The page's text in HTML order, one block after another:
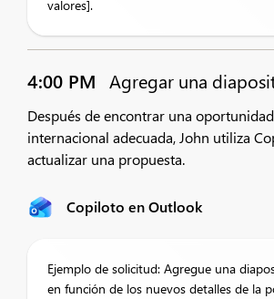
valores].
4:00 PM Agregar una
Después de encontrar una
internacional adecuada, John utiliza
actualizar una propuesta.
Copiloto en Outlook
Ejemplo de solicitud: Agregue una
en función de los nuevos detalles de la